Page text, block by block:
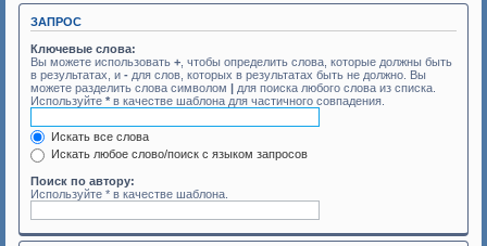
ЗАПРОС
Ключевые слова:
Вы можете использовать + , чтобы определить слова, которые должны быть
в результатах, и - для слов, которых в результатах быть не должно. Вы
можете разделить слова символом | для поиска любого слова из списка.
Используйте * в качестве шаблона для частичного совпадения.
Искать все слова
Искать любое слово/поиск с языком запросов
Поиск по автору:
Используйте * в качестве шаблона.